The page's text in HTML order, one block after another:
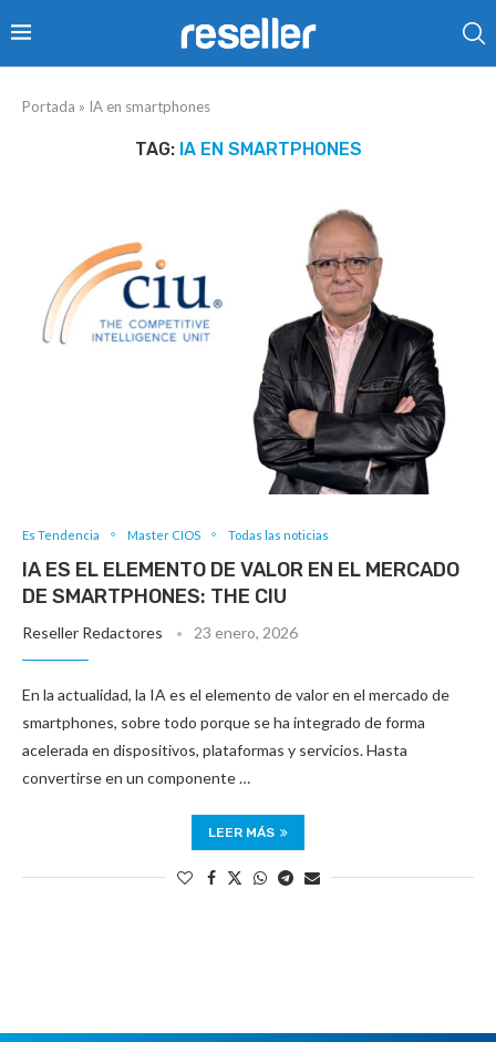
Portada » IA en smartphones
TAG: IA EN SMARTPHONES
Es Tendencia Master CIOS Todas las noticias
IA ES EL ELEMENTO DE VALOR EN EL MERCADO
DE SMARTPHONES: THE CIU
Reseller Redactores 23 enero, 2026
En la actualidad, la IA es el elemento de valor en el mercado de
smartphones, sobre todo porque se ha integrado de forma
acelerada en dispositivos, plataformas y servicios. Hasta
convertirse en un componente …
LEER MÁS